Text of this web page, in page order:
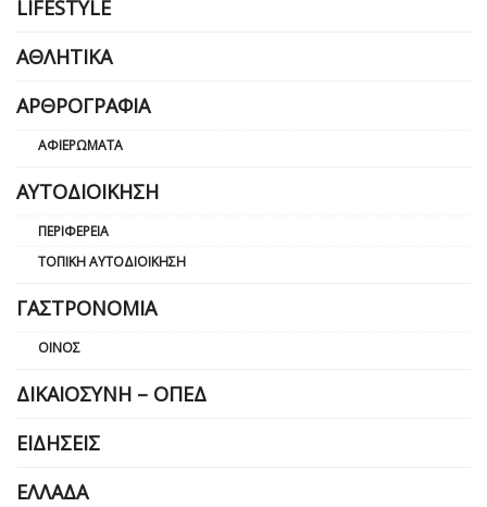
LIFESTYLE
ΑΘΛΗΤΙΚΆ
ΑΡΘΡΟΓΡΑΦΊΑ
ΑΦΙΕΡΏΜΑΤΑ
ΑΥΤΟΔΙΟΊΚΗΣΗ
ΠΕΡΙΦΈΡΕΙΑ
ΤΟΠΙΚΉ ΑΥΤΟΔΙΟΊΚΗΣΗ
ΓΑΣΤΡΟΝΟΜΊΑ
ΟΊΝΟΣ
ΔΙΚΑΙΟΣΎΝΗ – ΟΠΕΔ
ΕΙΔΉΣΕΙΣ
ΕΛΛΆΔΑ